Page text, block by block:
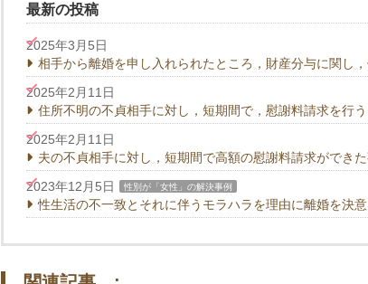
最新の投稿
2025年3月5日
相手から離婚を申し入れられたところ，財産分与に関し
2025年2月11日
住所不明の不貞相手に対し，短期間で，慰謝料請求を行
2025年2月11日
夫の不貞相手に対し，短期間で高額の慰謝料請求ができた
2023年12月5日
性別が「女性」の解決事例
性生活の不一致とそれに伴うモラハラを理由に離婚を決